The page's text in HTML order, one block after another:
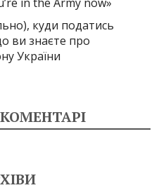
куди податись
ви знаєте про
України